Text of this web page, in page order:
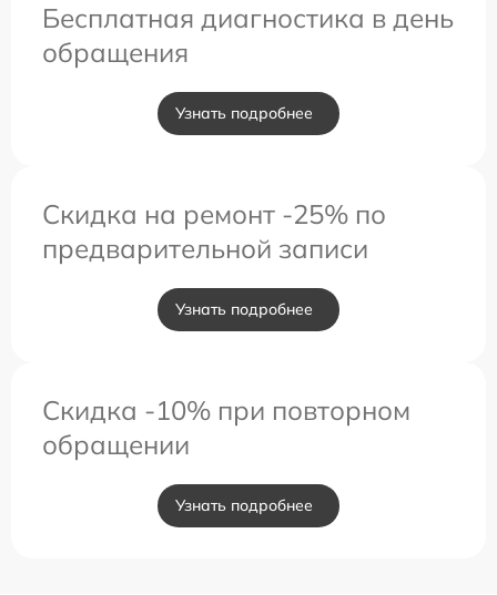
Бесплатная диагностика в день
обращения
Узнать подробнее
Скидка на ремонт -25% по
предварительной записи
Узнать подробнее
Скидка -10% при повторном
обращении
Узнать подробнее